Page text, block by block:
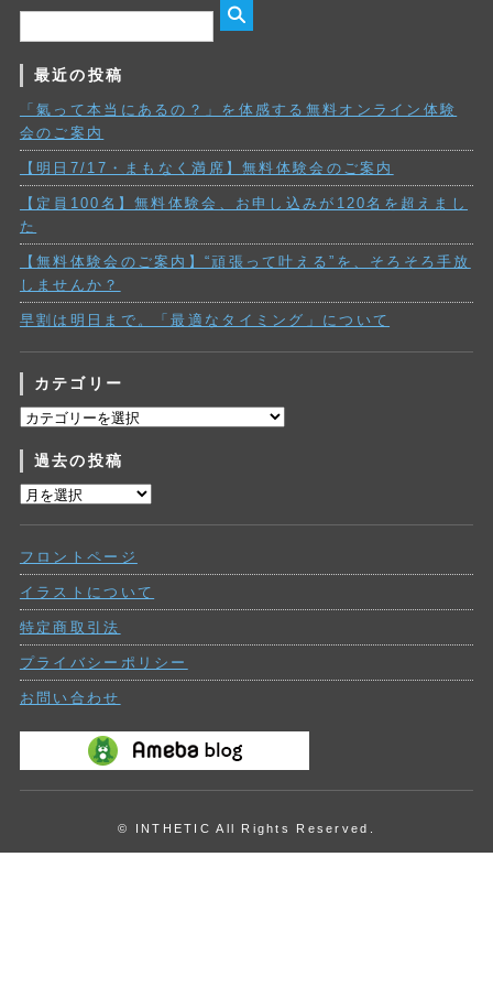
最近の投稿
「氣って本当にあるの？」を体感する無料オンライン体験
会のご案内
【明日7/17・まもなく満席】無料体験会のご案内
【定員100名】無料体験会、お申し込みが120名を超えまし
た
【無料体験会のご案内】“頑張って叶える”を、そろそろ手放
しませんか？
早割は明日まで。「最適なタイミング」について
カテゴリー
カ
ゴ
リ
ー
過去の投稿
過
投
稿
フロントページ
イラストについて
特定商取引法
プライバシーポリシー
お問い合わせ
© INTHETIC All Rights Reserved.